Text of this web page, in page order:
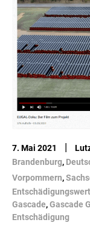
7. Mai 2021 |
Brandenburg,
Vorpommern,
Gascade,Gascade
Entschädigung